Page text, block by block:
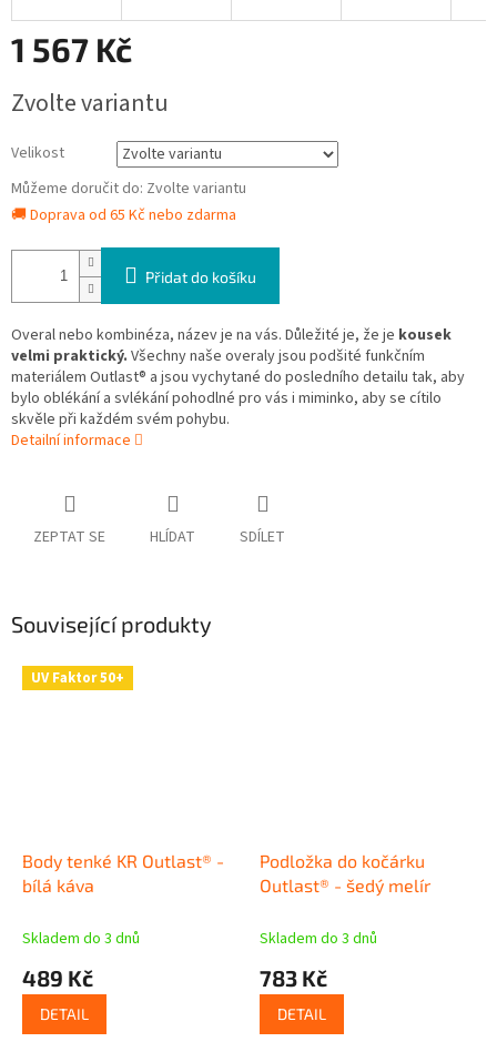
1 567 Kč
cena:
Zvolte variantu
Velikost
Můžeme doručit do: Zvolte variantu
🚚 Doprava od 65 Kč nebo zdarma
Přidat do košíku
Overal nebo kombinéza, název je na vás. Důležité je, že je kousek
velmi praktický. Všechny naše overaly jsou podšité funkčním
materiálem Outlast® a jsou vychytané do posledního detailu tak, aby
bylo oblékání a svlékání pohodlné pro vás i miminko, aby se cítilo
skvěle při každém svém pohybu.
Detailní informace
ZEPTAT SE HLÍDAT SDÍLET
Související produkty
UV Faktor 50+
Body tenké KR Outlast® -
bílá káva
Skladem do 3 dnů
489 Kč
DETAIL
Podložka do kočárku
Outlast® - šedý melír
Skladem do 3 dnů
783 Kč
DETAIL